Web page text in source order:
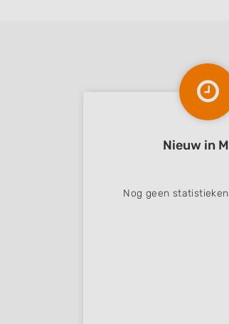
Nieuw in
Nog geen